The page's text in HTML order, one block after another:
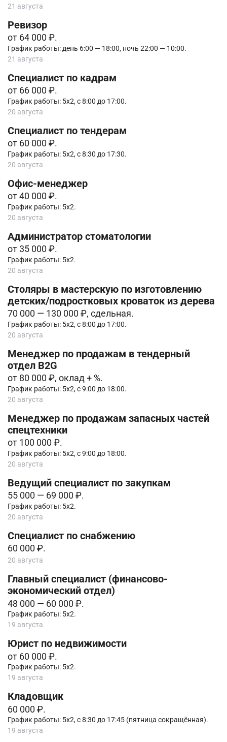
21 августа
Ревизор
от 64 000 ₽.
График работы: день 6:00 — 18:00, ночь 22:00 — 10:00.
21 августа
Специалист по кадрам
от 66 000 ₽.
График работы: 5х2, с 8:00 до 17:00.
20 августа
Специалист по тендерам
от 60 000 ₽.
График работы: 5х2, с 8:30 до 17:30.
20 августа
Офис-менеджер
от 40 000 ₽.
График работы: 5х2.
20 августа
Администратор стоматологии
от 35 000 ₽.
График работы: 5х2.
20 августа
Столяры в мастерскую по изготовлению
детских/подростковых кроваток из дерева
70 000 — 130 000 ₽, сдельная.
График работы: 5х2, с 8:00 до 17:00.
20 августа
Менеджер по продажам в тендерный
отдел B2G
от 80 000 ₽, оклад + %.
График работы: 5х2, с 9:00 до 18:00.
20 августа
Менеджер по продажам запасных частей
спецтехники
от 100 000 ₽.
График работы: 5х2, с 9:00 до 18:00.
20 августа
Ведущий специалист по закупкам
55 000 — 69 000 ₽.
График работы: 5х2.
20 августа
Специалист по снабжению
60 000 ₽.
20 августа
Главный специалист (финансово-
экономический отдел)
48 000 — 60 000 ₽.
График работы: 5х2.
19 августа
Юрист по недвижимости
от 60 000 ₽.
График работы: 5х2.
19 августа
Кладовщик
60 000 ₽.
График работы: 5х2, с 8:30 до 17:45 (пятница сокращённая).
19 августа